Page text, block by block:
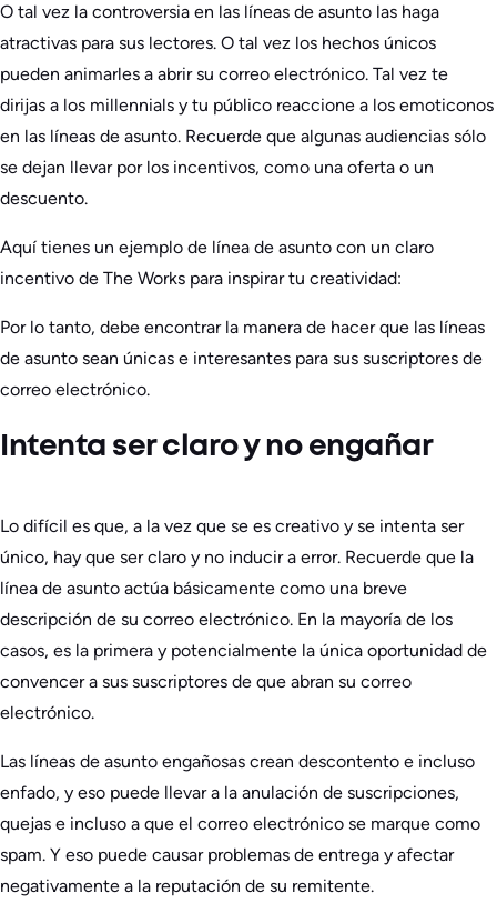
O tal vez la controversia en las líneas de asunto las haga
atractivas para sus lectores. O tal vez los hechos únicos
pueden animarles a abrir su correo electrónico. Tal vez te
dirijas a los millennials y tu público reaccione a los emoticonos
en las líneas de asunto. Recuerde que algunas audiencias sólo
se dejan llevar por los incentivos, como una oferta o un
descuento.
Aquí tienes un ejemplo de línea de asunto con un claro
incentivo de The Works para inspirar tu creatividad:
Por lo tanto, debe encontrar la manera de hacer que las líneas
de asunto sean únicas e interesantes para sus suscriptores de
correo electrónico.
Intenta ser claro y no engañar
Lo difícil es que, a la vez que se es creativo y se intenta ser
único, hay que ser claro y no inducir a error. Recuerde que la
línea de asunto actúa básicamente como una breve
descripción de su correo electrónico. En la mayoría de los
casos, es la primera y potencialmente la única oportunidad de
convencer a sus suscriptores de que abran su correo
electrónico.
Las líneas de asunto engañosas crean descontento e incluso
enfado, y eso puede llevar a la anulación de suscripciones,
quejas e incluso a que el correo electrónico se marque como
spam. Y eso puede causar problemas de entrega y afectar
negativamente a la reputación de su remitente.